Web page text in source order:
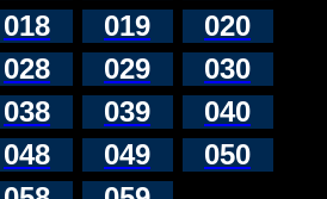
018 019
020
028 029
030
038 039
040
048 049
050